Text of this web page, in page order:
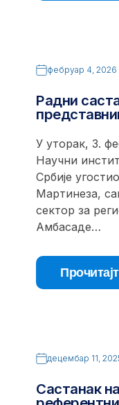
фебруар 4, 2026
Радни
У уторак, 3.
Научни
Србије
Мартинеза,
сектор за
Амбасаде…
децембар 11,
Састанак